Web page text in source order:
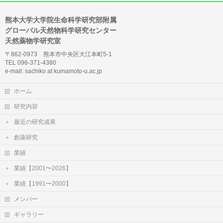
熊本大学大学院生命科学研究部附属
グローバル天然物科学研究センター
天然薬物学研究室
〒862-0973 熊本市中央区大江本町5-1
TEL 096-371-4380
e-mail: sachiko at kumamoto-u.ac.jp
ホーム
研究内容
最近の研究成果
創薬研究
業績
業績【2001〜2026】
業績【1991〜2000】
メンバー
ギャラリー